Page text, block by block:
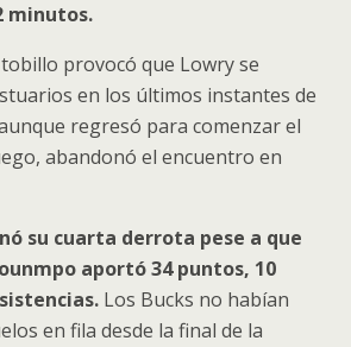
minutos.
provocó que Lowry se
en los últimos instantes de
regresó para comenzar el
abandonó el encuentro en
su cuarta derrota pese a que
aportó 34 puntos, 10
Los Bucks no habían
en fila desde la final de la